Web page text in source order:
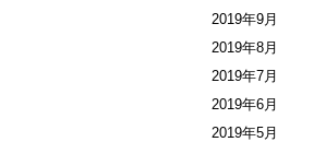
2019年9月
2019年8月
2019年7月
2019年6月
2019年5月